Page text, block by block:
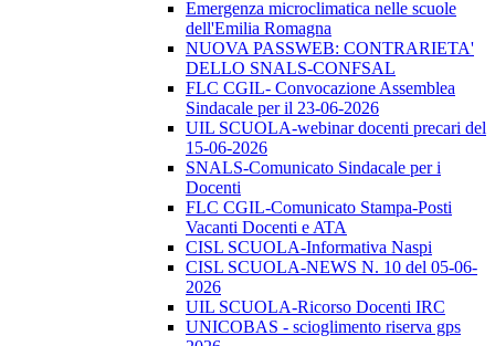
Emergenza microclimatica nelle scuole
dell'Emilia Romagna
NUOVA PASSWEB: CONTRARIETA'
DELLO SNALS-CONFSAL
FLC CGIL- Convocazione Assemblea
Sindacale per il 23-06-2026
UIL SCUOLA-webinar docenti precari del
15-06-2026
SNALS-Comunicato Sindacale per i
Docenti
FLC CGIL-Comunicato Stampa-Posti
Vacanti Docenti e ATA
CISL SCUOLA-Informativa Naspi
CISL SCUOLA-NEWS N. 10 del 05-06-
2026
UIL SCUOLA-Ricorso Docenti IRC
UNICOBAS - scioglimento riserva gps